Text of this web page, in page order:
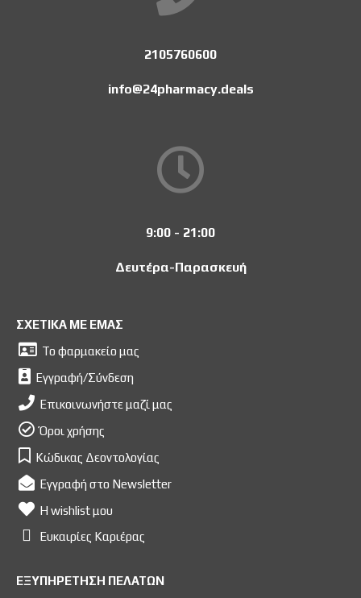
2105760600
info@24pharmacy.deals
9:00 - 21:00
Δευτέρα-Παρασκευή
ΣΧΕΤΙΚΑ ΜΕ ΕΜΑΣ
Το φαρμακείο μας
Εγγραφή/Σύνδεση
Επικοινωνήστε μαζί μας
Όροι χρήσης
Κώδικας Δεοντολογίας
Εγγραφή στο Newsletter
Η wishlist μου
Ευκαιρίες Kαριέρας
ΕΞΥΠΗΡΕΤΗΣΗ ΠΕΛΑΤΩΝ